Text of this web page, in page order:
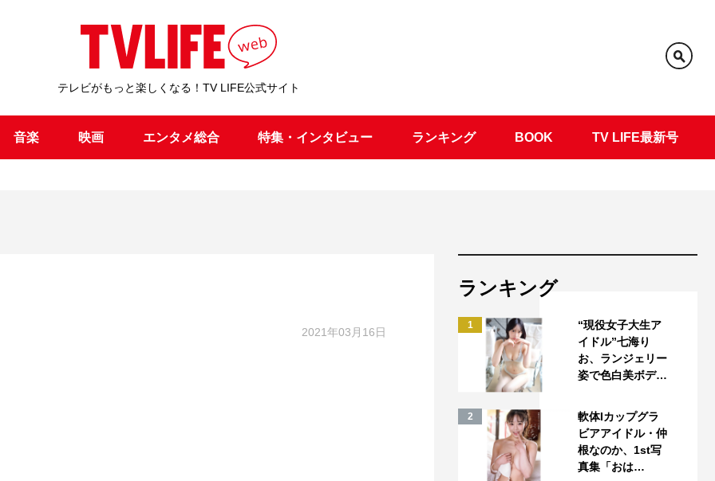
テレビがもっと楽しくなる！TV LIFE公式サイト
音楽 映画 エンタメ総合 特集・インタビュー ランキング BOOK TV LIFE最新号
2021年03月16日
ランキング
1
“現役女子大生ア
イドル”七海り
お、ランジェリー
姿で色白美ボデ…
2
軟体Iカップグラ
ビアアイドル・仲
根なのか、1st写
真集「おは…